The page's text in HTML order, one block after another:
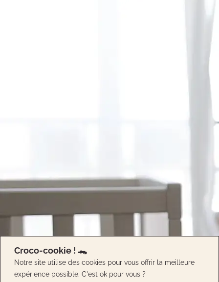
Croco-cookie ! 🐊
Notre site utilise des cookies pour vous offrir la meilleure
expérience possible. C'est ok pour vous ?